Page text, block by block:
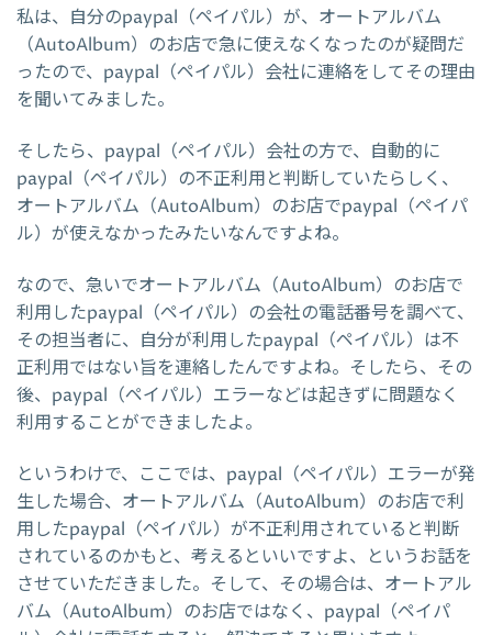
私は、自分のpaypal（ペイパル）が、オートアルバム
（AutoAlbum）のお店で急に使えなくなったのが疑問だ
ったので、paypal（ペイパル）会社に連絡をしてその理由
を聞いてみました。
そしたら、paypal（ペイパル）会社の方で、自動的に
paypal（ペイパル）の不正利用と判断していたらしく、
オートアルバム（AutoAlbum）のお店でpaypal（ペイパ
ル）が使えなかったみたいなんですよね。
なので、急いでオートアルバム（AutoAlbum）のお店で
利用したpaypal（ペイパル）の会社の電話番号を調べて、
その担当者に、自分が利用したpaypal（ペイパル）は不
正利用ではない旨を連絡したんですよね。そしたら、その
後、paypal（ペイパル）エラーなどは起きずに問題なく
利用することができましたよ。
というわけで、ここでは、paypal（ペイパル）エラーが発
生した場合、オートアルバム（AutoAlbum）のお店で利
用したpaypal（ペイパル）が不正利用されていると判断
されているのかもと、考えるといいですよ、というお話を
させていただきました。そして、その場合は、オートアル
バム（AutoAlbum）のお店ではなく、paypal（ペイパ